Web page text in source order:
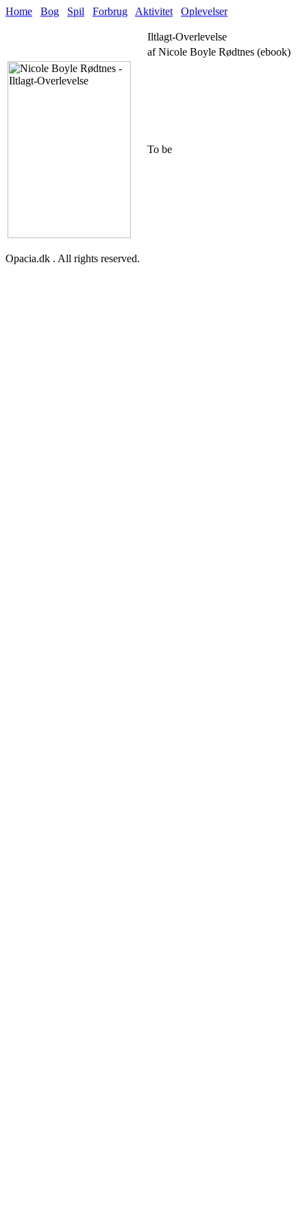
Home Bog Spil Forbrug Aktivitet Oplevelser
Iltlagt-Overlevelse
af Nicole Boyle Rødtnes (ebook)
To be
Opacia.dk . All rights reserved.